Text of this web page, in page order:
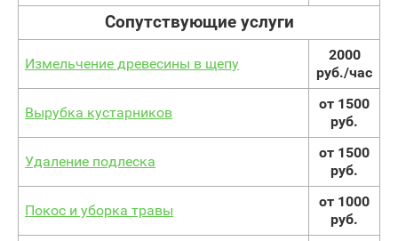
Сопутствующие услуги
Измельчение древесины в щепу
2000
руб./час
Вырубка кустарников
от 1500
руб.
Удаление подлеска
от 1500
руб.
Покос и уборка травы
от 1000
руб.